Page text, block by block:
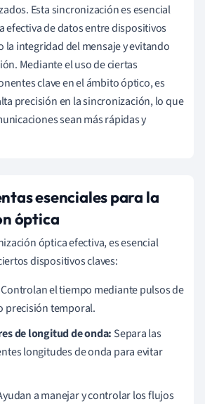
Esta sincronización es esencial
efectiva de datos entre dispositivos
la integridad del mensaje y evitando
Mediante el uso de ciertas
clave en el ámbito óptico, es
precisión en la sincronización, lo que
sean más rápidas y
esenciales para la
óptica
óptica efectiva, es esencial
dispositivos claves:
Controlan el tiempo mediante pulsos de
precisión temporal.
de longitud de onda: Separa las
longitudes de onda para evitar
a manejar y controlar los flujos